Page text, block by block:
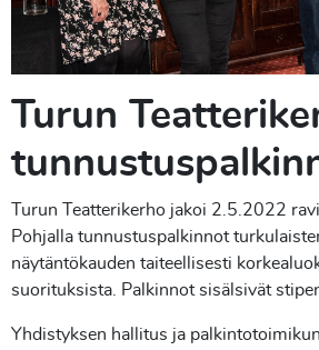
Turun
Turun Teatterikerho jakoi 2.5.2022
Pohjalla tunnustuspalkinnot
näytäntökauden taiteellisesti
suorituksista. Palkinnot sisälsivät
Yhdistyksen hallitus ja